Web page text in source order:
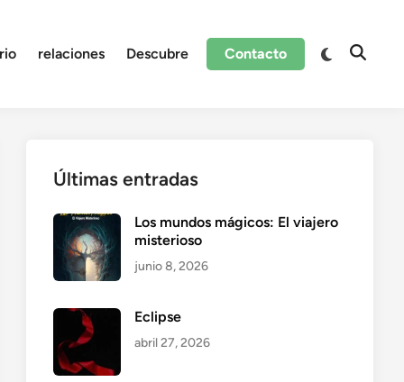
relaciones Descubre Contacto
Cambiar
Abrir
Últimas entradas
Los mundos mágicos: El viajero
misterioso
junio 8, 2026
Eclipse
abril 27, 2026